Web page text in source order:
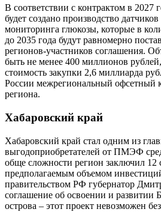
В соответствии с контрактом в 2027
будет создано производство
мониторинга глюкозы, которые в
до 2035 года будут равномерно
регионов-участников соглашения.
быть не менее 400 миллионов
стоимость закупки 2,6 миллиарда
России межрегиональный офсетный
региона.
Хабаровский край
Хабаровский край стал одним из
выгодоприобретателей от ПМЭФ
обще сложности регион заключил 12
предполагаемым объемом
правительством РФ губернатор
соглашение об освоении и развитии
острова – этот проект невозможен